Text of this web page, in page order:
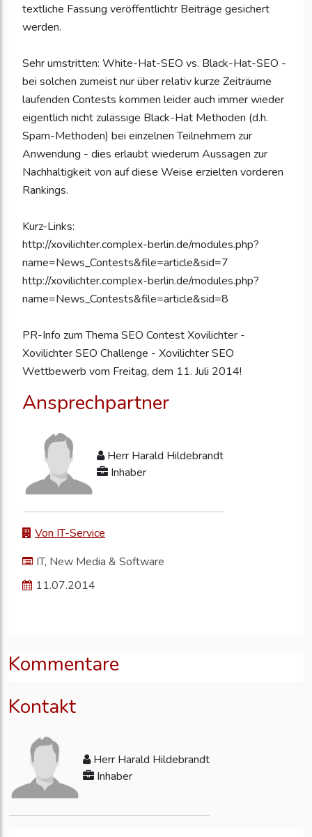
textliche Fassung veröffentlichtr Beiträge gesichert
werden.
Sehr umstritten: White-Hat-SEO vs. Black-Hat-SEO -
bei solchen zumeist nur über relativ kurze Zeiträume
laufenden Contests kommen leider auch immer wieder
eigentlich nicht zulässige Black-Hat Methoden (d.h.
Spam-Methoden) bei einzelnen Teilnehmern zur
Anwendung - dies erlaubt wiederum Aussagen zur
Nachhaltigkeit von auf diese Weise erzielten vorderen
Rankings.
Kurz-Links:
http://xovilichter.complex-berlin.de/modules.php?
name=News_Contests&file=article&sid=7
http://xovilichter.complex-berlin.de/modules.php?
name=News_Contests&file=article&sid=8
PR-Info zum Thema SEO Contest Xovilichter -
Xovilichter SEO Challenge - Xovilichter SEO
Wettbewerb vom Freitag, dem 11. Juli 2014!
Ansprechpartner
Herr Harald Hildebrandt
Inhaber
Von IT-Service
IT, New Media & Software
11.07.2014
Kommentare
Kontakt
Herr Harald Hildebrandt
Inhaber